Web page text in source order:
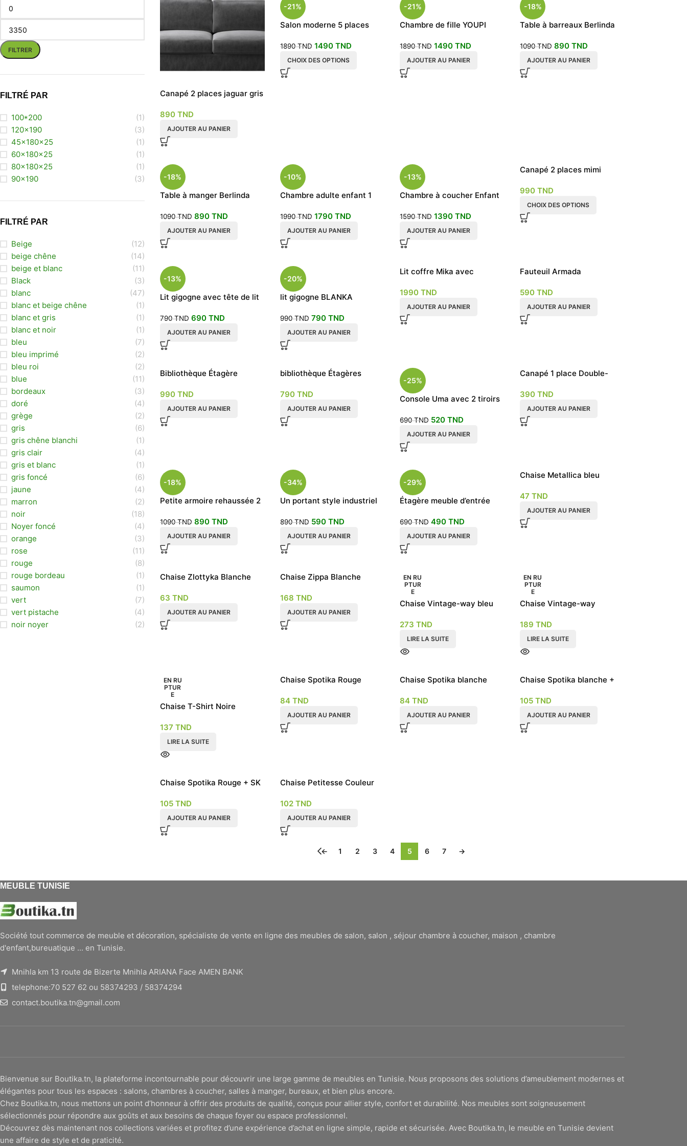
FILTRER
FILTRÉ PAR
100*200
(1)
120x190
(3)
45x180x25
(1)
60x180x25
(1)
80x180x25
(1)
90x190
(3)
FILTRÉ PAR
Beige
(12)
beige chêne
(14)
beige et blanc
(11)
Black
(3)
blanc
(47)
blanc et beige chêne
(1)
blanc et gris
(1)
blanc et noir
(1)
bleu
(7)
bleu imprimé
(2)
bleu roi
(2)
blue
(11)
bordeaux
(3)
doré
(4)
grège
(2)
gris
(6)
gris chêne blanchi
(1)
gris clair
(4)
gris et blanc
(1)
gris foncé
(6)
jaune
(4)
marron
(2)
noir
(18)
Noyer foncé
(4)
orange
(3)
rose
(11)
rouge
(8)
rouge bordeau
(1)
saumon
(1)
vert
(7)
vert pistache
(4)
noir noyer
(2)
Canapé 2 places jaguar gris
890 TND
AJOUTER AU PANIER
-21%
Salon moderne 5 places
1890TND 1490 TND
CHOIX DES OPTIONS
-21%
Chambre de fille YOUPI
1890TND 1490TND
AJOUTER AU PANIER
-18%
Table à barreaux Berlinda
1090TND 890TND
AJOUTER AU PANIER
-18%
Table à manger Berlinda
1090TND 890 TND
AJOUTER AU PANIER
-10%
Chambre adulte enfant 1
1990TND 1790 TND
AJOUTER AU PANIER
-13%
Chambre à coucher Enfant
1590TND 1390TND
AJOUTER AU PANIER
Canapé 2 places mimi
990TND
CHOIX DES OPTIONS
-13%
Lit gigogne avec tête de lit
790TND 690 TND
AJOUTER AU PANIER
-20%
lit gigogne BLANKA
990TND 790 TND
AJOUTER AU PANIER
Lit coffre Mika avec
1990TND
AJOUTER AU PANIER
Fauteuil Armada
590TND
AJOUTER AU PANIER
Bibliothèque Étagère
990 TND
AJOUTER AU PANIER
bibliothèque Étagères
790 TND
AJOUTER AU PANIER
-25%
Console Uma avec 2 tiroirs
690TND 520TND
AJOUTER AU PANIER
Canapé 1 place Double-
390TND
AJOUTER AU PANIER
-18%
Petite armoire rehaussée 2
1090TND 890 TND
AJOUTER AU PANIER
-34%
Un portant style industriel
métallique 80cm
890TND 590 TND
AJOUTER AU PANIER
-29%
Étagère meuble d’entrée
industriel 60cm
690TND 490TND
AJOUTER AU PANIER
Chaise Metallica bleu
47TND
AJOUTER AU PANIER
Chaise Zlottyka Blanche
63 TND
AJOUTER AU PANIER
Chaise Zippa Blanche
168 TND
AJOUTER AU PANIER
EN RU
PTUR
E
Chaise Vintage-way bleu
273TND
LIRE LA SUITE
EN RU
PTUR
E
Chaise Vintage-way
189TND
LIRE LA SUITE
EN RU
PTUR
E
Chaise T-Shirt Noire
137 TND
LIRE LA SUITE
Chaise Spotika Rouge
84 TND
AJOUTER AU PANIER
Chaise Spotika blanche
84TND
AJOUTER AU PANIER
Chaise Spotika blanche +
105TND
AJOUTER AU PANIER
Chaise Spotika Rouge + SK
105 TND
AJOUTER AU PANIER
Chaise Petitesse Couleur
102 TND
AJOUTER AU PANIER
← 1 2 3 4 5 6 7 →
MEUBLE TUNISIE
Société tout commerce de meuble et décoration, spécialiste de vente en ligne des meubles de salon, salon , séjour chambre à coucher, maison , chambre
d'enfant,bureuatique ... en Tunisie.
Mnihla km 13 route de Bizerte Mnihla ARIANA Face AMEN BANK
telephone:70 527 62 ou 58374293 / 58374294
contact.boutika.tn@gmail.com
Bienvenue sur Boutika.tn, la plateforme incontournable pour découvrir une large gamme de meubles en Tunisie. Nous proposons des solutions d’ameublement modernes et
élégantes pour tous les espaces : salons, chambres à coucher, salles à manger, bureaux, et bien plus encore.
Chez Boutika.tn, nous mettons un point d’honneur à offrir des produits de qualité, conçus pour allier style, confort et durabilité. Nos meubles sont soigneusement
sélectionnés pour répondre aux goûts et aux besoins de chaque foyer ou espace professionnel.
Découvrez dès maintenant nos collections variées et profitez d’une expérience d’achat en ligne simple, rapide et sécurisée. Avec Boutika.tn, le meuble en Tunisie devient
une affaire de style et de praticité.